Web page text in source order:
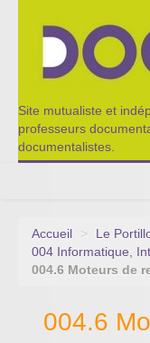
Site mutualiste et
professeurs
documentalistes.
Le Portillon
Appel à
Accueil > Le
004 Informatique,
004.6 Moteurs de
004.6